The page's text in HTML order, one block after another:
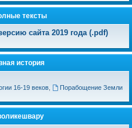
тексты
сайта 2019 года (.pdf)
история
16-19 веков,
Порабощение Земли